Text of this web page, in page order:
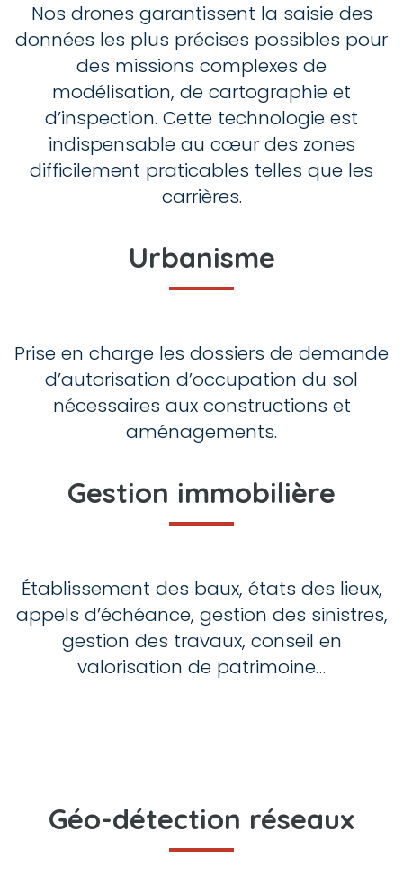
Nos drones garantissent la saisie des
données les plus précises possibles pour
des missions complexes de
modélisation, de cartographie et
d’inspection. Cette technologie est
indispensable au cœur des zones
difficilement praticables telles que les
carrières.
Urbanisme
Prise en charge les dossiers de demande
d’autorisation d’occupation du sol
nécessaires aux constructions et
aménagements.
Gestion immobilière
Établissement des baux, états des lieux,
appels d’échéance, gestion des sinistres,
gestion des travaux, conseil en
valorisation de patrimoine…
Géo-détection réseaux